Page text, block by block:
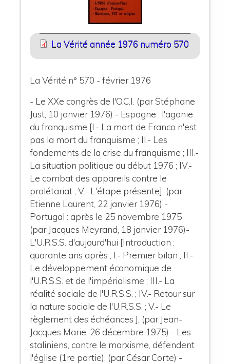
La Vérité année 1976 numéro 570
La Vérité n° 570 - février 1976
- Le XXe congrès de l'O.C.I. (par Stéphane
Just, 10 janvier 1976) - Espagne : l'agonie
du franquisme [I.- La mort de Franco n'est
pas la mort du franquisme ; II.- Les
fondements de la crise du franquisme ; III.-
La situation politique au début 1976 ; IV.-
Le combat des appareils contre le
prolétariat ; V.- L'étape présente], (par
Etienne Laurent, 22 janvier 1976) -
Portugal : après le 25 novembre 1975
(par Jacques Meyrand, 18 janvier 1976)-
L'U.R.S.S. d'aujourd'hui [Introduction :
quarante ans après ; I.- Premier bilan ; II.-
Le développement économique de
l'U.R.S.S. et de l'impérialisme ; III.- La
réalité sociale de l'U.R.S.S. ; IV.- Retour sur
la nature sociale de l'U.R.S.S. ; V.- Le
règlement des échéances ], (par Jean-
Jacques Marie, 26 décembre 1975) - Les
staliniens, contre le marxisme, défendent
l'église (1re partie), (par César Corte) -